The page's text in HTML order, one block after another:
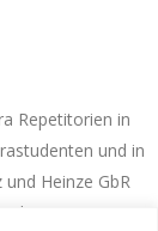
Repetitorien in
und in
Heinze GbR